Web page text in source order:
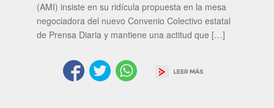
(AMI) insiste en su ridícula propuesta en la mesa
negociadora del nuevo Convenio Colectivo estatal
de Prensa Diaria y mantiene una actitud que […]